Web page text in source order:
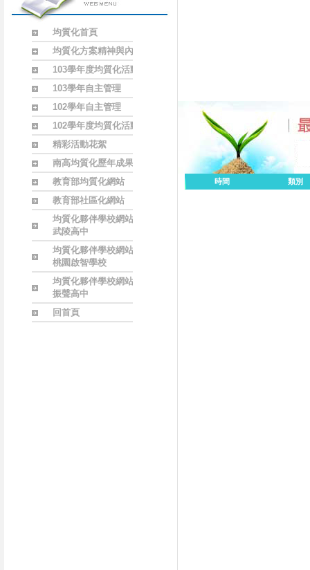
均質化首頁
均質化方案精神與內涵
103學年度均質化活動
103學年自主管理
102學年自主管理
102學年度均質化活動
精彩活動花絮
南高均質化歷年成果
教育部均質化網站
教育部社區化網站
均質化夥伴學校網站
武陵高中
均質化夥伴學校網站
桃園啟智學校
均質化夥伴學校網站
振聲高中
回首頁
時間 類別